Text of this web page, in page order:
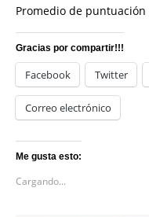
Promedio de puntuación
Gracias por compartir!!!
Facebook Twitter
Correo electrónico
Me gusta esto:
Cargando...